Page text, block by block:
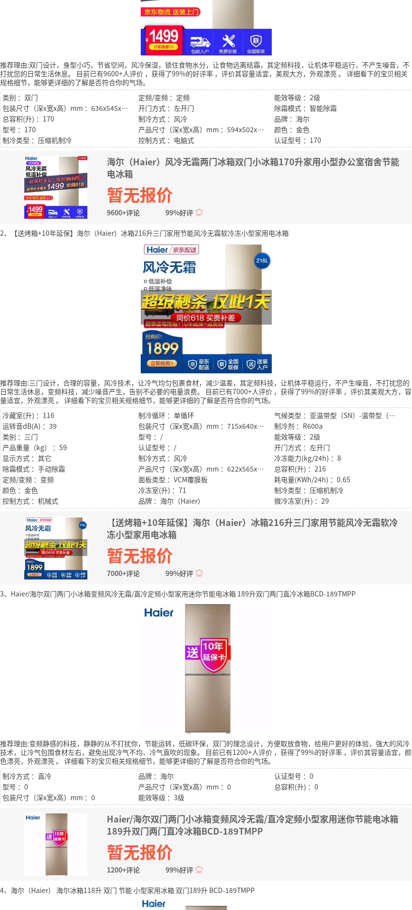
推荐理由:双门设计，身型小巧，节省空间，风冷保湿，锁住食物水分，让食物远离结霜，其定频科技，让机体平稳运行，不产生噪音，不
打扰您的日常生活休息。
目前已有9600+人评价 ，获得了99%的好评率 ，评价其容量适宜，美观大方，外观漂亮 。 详细看下的宝贝相关
规格细节，能够更详细的了解是否符合你的气场。
类别 ：双门
定频/变频 ：定频
能效等级 ：2级
包装尺寸（深x宽x高）mm ：636x545x1482
开门方式 ：左开门
除霜模式 ：智能除霜
总容积(升) ：170
制冷方式 ：风冷
品牌 ：海尔
型号 ：170
产品尺寸（深x宽x高）mm ：594x502x1410
颜色 ：金色
制冷类型 ：压缩机制冷
控制方式 ：电脑式 认证型号 ：170
海尔（Haier）风冷无霜两门冰箱双门小冰箱170升家用小型办公室宿舍节能
电冰箱
暂无报价
9600+评论 99%好评
2、【送烤箱+10年延保】海尔（Haier）冰箱216升三门家用节能风冷无霜软冷冻小型家用电冰箱
推荐理由:三门设计，合理的容量，风冷技术，让冷气均匀包裹食材，减少温差，其定频科技，让机体平稳运行，不产生噪音，不打扰您的
日常生活休息，变频科技，减少噪音产生，告别不必要的电量浪费。
目前已有7000+人评价 ，获得了99%的好评率 ，评价其美观大方，容
量适宜，外观漂亮 。 详细看下的宝贝相关规格细节，能够更详细的了解是否符合你的气场。
冷藏室(升) ：116
制冷循环 ：单循环
气候类型 ：亚温带型（SN）-温带型（N）-亚热带型（ST）
运转音dB(A) ：39
包装尺寸（深x宽x高）mm ：715x640x1805
制冷剂 ：R600a
类别 ：三门
型号 ：/
能效等级 ：2级
产品重量（kg） ：59
认证型号 ：/
开门方式 ：左开门
显示方式 ：其它
制冷方式 ：风冷
冷冻能力(kg/24h) ：8
除霜模式 ：手动除霜
产品尺寸（深x宽x高）mm ：622x565x1750
总容积(升) ：216
定频/变频 ：变频
面板类型 ：VCM覆膜板
耗电量(KWh/24h) ：0.65
颜色 ：金色
冷冻室(升) ：71
制冷类型 ：压缩机制冷
控制方式 ：机械式
品牌 ：海尔（Haier） 微冷冻室(升) ：29
【送烤箱+10年延保】海尔（Haier）冰箱216升三门家用节能风冷无霜软冷
冻小型家用电冰箱
暂无报价
7000+评论 99%好评
3、Haier/海尔双门两门小冰箱变频风冷无霜/直冷定频小型家用迷你节能电冰箱 189升双门两门直冷冰箱BCD-189TMPP
推荐理由:变频静感的科技，静静的从不打扰你，节能运转，低碳环保，双门的理念设计，方便取放食物，给用户更好的体验，强大的风冷
技术，让冷气包围食材左右，避免出现冷气不均、冷气直吹的现象。
目前已有1200+人评价 ，获得了99%的好评率 ，评价其容量适宜，颜
色漂亮，外观漂亮 。 详细看下的宝贝相关规格细节，能够更详细的了解是否符合你的气场。
制冷方式 ：直冷
品牌 ：海尔
认证型号 ：0
型号 ：0
产品尺寸（深x宽x高）mm ：0
总容积(升) ：0
包装尺寸（深x宽x高）mm ：0
能效等级 ：3级
Haier/海尔双门两门小冰箱变频风冷无霜/直冷定频小型家用迷你节能电冰箱
189升双门两门直冷冰箱BCD-189TMPP
暂无报价
1200+评论 99%好评
4、海尔（Haier） 海尔冰箱118升 双门 节能 小型家用冰箱 双门189升 BCD-189TMPP